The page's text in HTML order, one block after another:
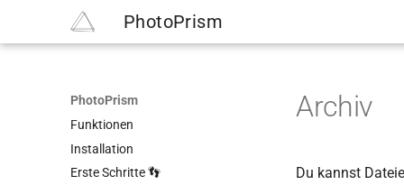
PhotoPrism
PhotoPrism
Funktionen
Installation
Erste Schritte 👣
Archiv
Du kannst